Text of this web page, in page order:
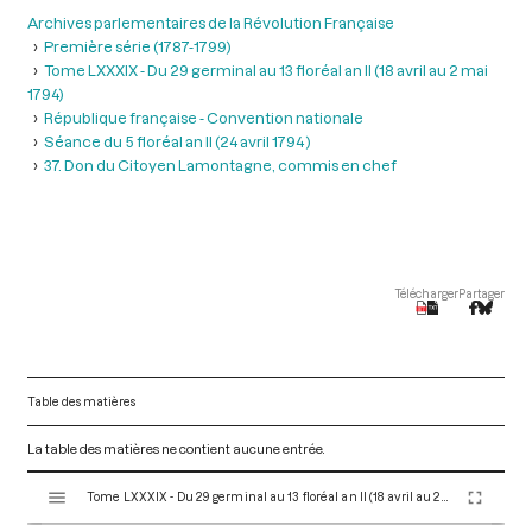
Archives parlementaires de la Révolution Française
Première série (1787-1799)
Tome LXXXIX - Du 29 germinal au 13 floréal an II (18 avril au 2 mai
1794)
République française - Convention nationale
Séance du 5 floréal an II (24 avril 1794 )
37. Don du Citoyen Lamontagne, commis en chef
TéléchargerPartager
Table des matières
La table des matières ne contient aucune entrée.